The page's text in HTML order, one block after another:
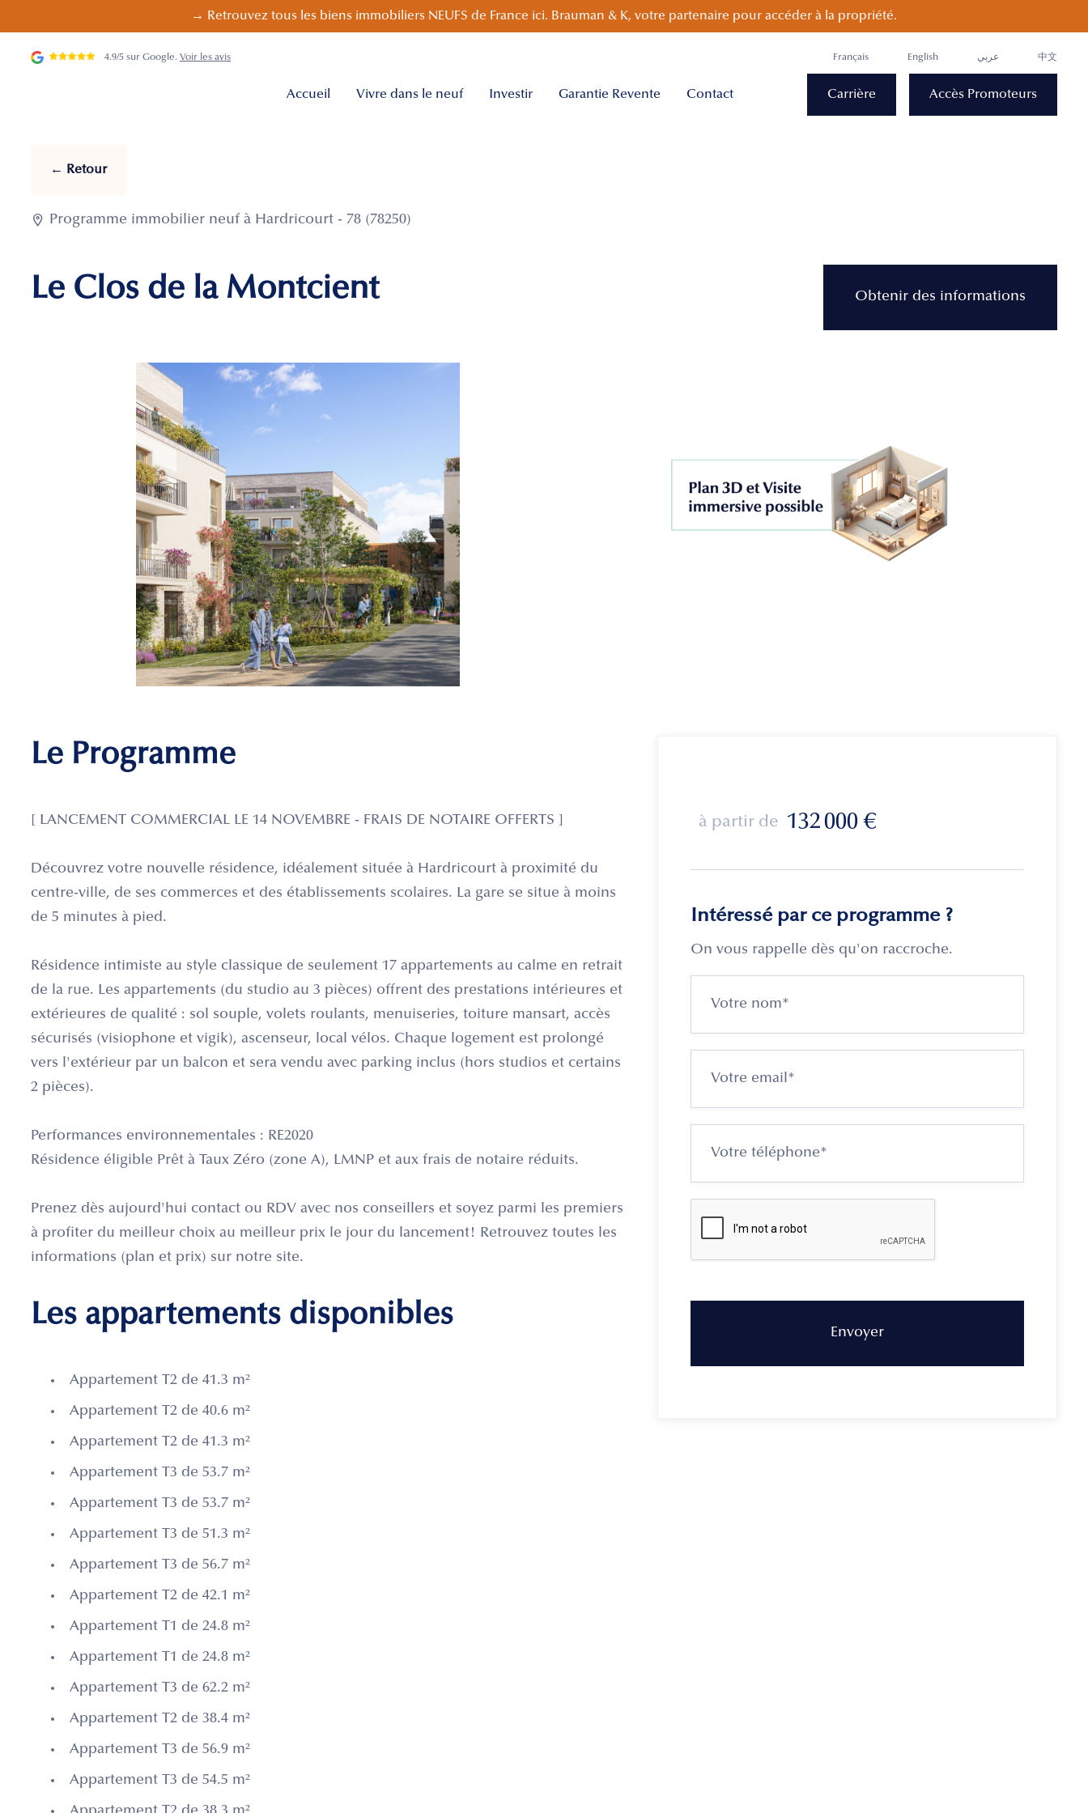
→ Retrouvez tous les biens immobiliers NEUFS de France ici. Brauman & K, votre partenaire pour accéder à la propriété.
4.9/5 sur Google. Voir les avis Français English عربي 中文
Accueil Vivre dans le neuf Investir Garantie Revente Contact Carrière Accès Promoteurs
← Retour
 Programme immobilier neuf à Hardricourt - 78 (78250)
Le Clos de la Montcient Obtenir des informations
Le Programme
[ LANCEMENT COMMERCIAL LE 14 NOVEMBRE - FRAIS DE NOTAIRE OFFERTS ]
Découvrez votre nouvelle résidence, idéalement située à Hardricourt à proximité du
centre-ville, de ses commerces et des établissements scolaires. La gare se situe à moins
de 5 minutes à pied.
Résidence intimiste au style classique de seulement 17 appartements au calme en retrait
de la rue. Les appartements (du studio au 3 pièces) offrent des prestations intérieures et
extérieures de qualité : sol souple, volets roulants, menuiseries, toiture mansart, accès
sécurisés (visiophone et vigik), ascenseur, local vélos. Chaque logement est prolongé
vers l'extérieur par un balcon et sera vendu avec parking inclus (hors studios et certains
2 pièces).
Performances environnementales : RE2020
Résidence éligible Prêt à Taux Zéro (zone A), LMNP et aux frais de notaire réduits.
Prenez dès aujourd'hui contact ou RDV avec nos conseillers et soyez parmi les premiers
à profiter du meilleur choix au meilleur prix le jour du lancement! Retrouvez toutes les
informations (plan et prix) sur notre site.
Les appartements disponibles
Appartement T2 de 41.3 m²
Appartement T2 de 40.6 m²
Appartement T2 de 41.3 m²
Appartement T3 de 53.7 m²
Appartement T3 de 53.7 m²
Appartement T3 de 51.3 m²
Appartement T3 de 56.7 m²
Appartement T2 de 42.1 m²
Appartement T1 de 24.8 m²
Appartement T1 de 24.8 m²
Appartement T3 de 62.2 m²
Appartement T2 de 38.4 m²
Appartement T3 de 56.9 m²
Appartement T3 de 54.5 m²
à partir de 132 000 €
Intéressé par ce programme ?
On vous rappelle dès qu'on raccroche.